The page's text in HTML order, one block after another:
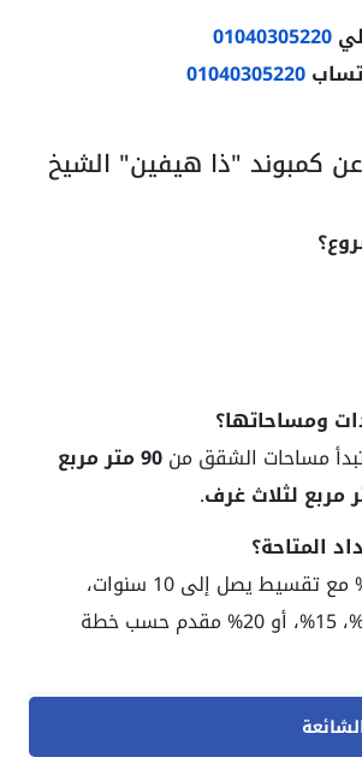
01040305220
01040305220
كمبوند "ذا هيفين" الشيخ
90 متر مربع
.
مقدم يبدأ من 10% مع تقسيط يصل إلى 10 سنوات،
وتشمل خيارات 10%، 15%، أو 20% مقدم حسب خطة